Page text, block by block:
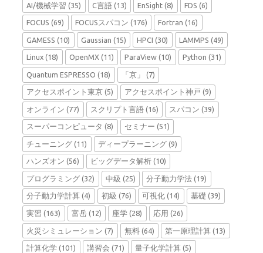
AI/機械学習 (35) C言語(13) EnSight (8) FDS (6)
FOCUS (69) FOCUSスパコン (176) Fortran (16)
GAMESS (10) Gaussian (15) HPCI (30) LAMMPS (49)
Linux (18) OpenMX(11) ParaView (10) Python (31)
Quantum ESPRESSO (18) 「京」 (7)
アクセスポイント東京 (5) アクセスポイント神戸 (9)
オンライン (77) スクリプト言語(16) スパコン (39)
スーパーコンピュータ (8) セミナー (51)
チューニング (11) ディープラーニング(9)
ハンズオン (56) ビッグデータ解析(10)
プログラミング (32) 中級 (25) 分子動力学法 (19)
分子動力学計算 (4) 初級 (76) 可視化 (14) 基礎 (39)
実習 (163) 富岳(12) 座学 (28) 応用 (26)
火災シミュレーション (7) 無料(64) 第一原理計算 (13)
計算化学 (101) 講習会 (71) 量子化学計算 (5)